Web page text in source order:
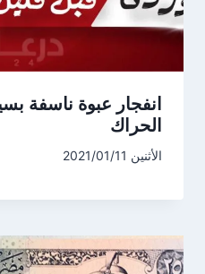
انفجار عبوة ناسفة
الحراك
الأثنين 2021/01/11